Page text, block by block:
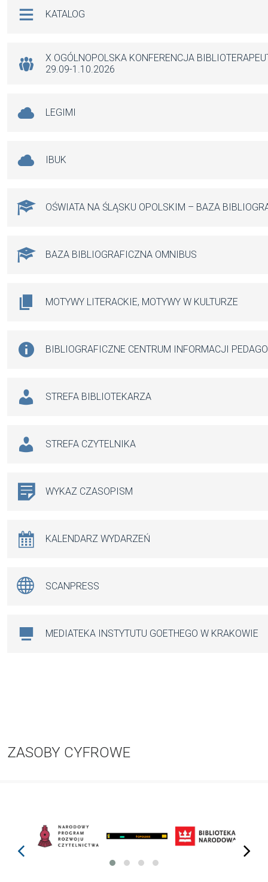
KATALOG
X OGÓLNOPOLSKA KONFERENCJA
29.09-1.10.2026
LEGIMI
IBUK
OŚWIATA NA ŚLĄSKU OPOLSKIM – BAZA
BAZA BIBLIOGRAFICZNA OMNIBUS
MOTYWY LITERACKIE, MOTYWY W KULTURZE
BIBLIOGRAFICZNE CENTRUM INFORMACJI
STREFA BIBLIOTEKARZA
STREFA CZYTELNIKA
WYKAZ CZASOPISM
KALENDARZ WYDARZEŃ
SCANPRESS
MEDIATEKA INSTYTUTU GOETHEGO W KRAKOWIE
ZASOBY CYFROWE
prev next